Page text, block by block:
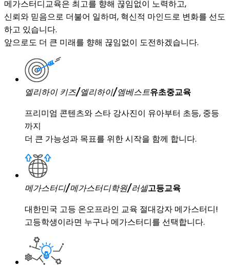
메가스터디교육은 최고를 향해 끊임없이 노력하고,
신뢰와 믿음으로 더불어 일하며, 혁신적 마인드로 변화를 선도
하고 있습니다.
앞으로도 더 큰 미래를 향해 끊임없이 도전하겠습니다.
엘리하이 키즈/엘리하이/엠베스트유초중교육
프리미엄 콘텐츠와 스타 강사진이 유아부터 초등, 중등
까지
더 큰 가능성과 목표를 위한 시작을 함께 합니다.
메가스터디/메가스터디학원/러셀고등교육
대한민국 고등 온오프라인 교육 절대강자 메가스터디!
고등학생이라면 누구나 메가스터디를 선택합니다.